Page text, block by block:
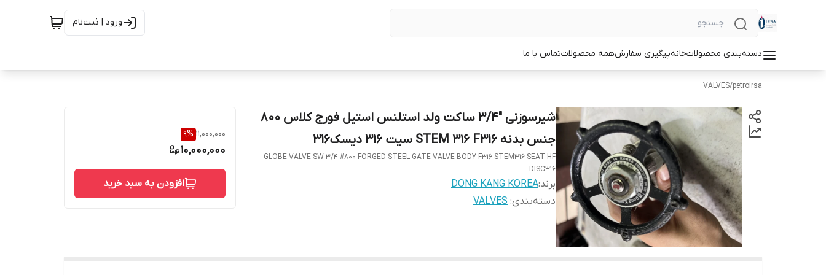
ورود | ثبت‌نام
دسته‌بندی محصولاتخانهپیگیری سفارشهمه محصولاتتماس با ما
petroirsa
/
VALVES
شیرسوزنی "3/4 ساکت ولد استلنس استیل فورج کلاس 800
جنس بدنه STEM 316 F316 سیت 316 دیسک316
GLOBE VALVE SW 3/4 #800 FORGED STEEL GATE VALVE BODY F316 STEM316 SEAT HF
DISC316
برند:DONG KANG KOREA
دسته‌بندی:
VALVES
11,000,000
9%
10,000,000
افزودن به سبد خرید